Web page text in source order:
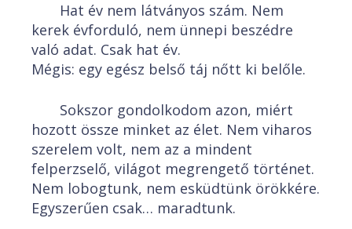
Hat év nem látványos szám. Nem
kerek évforduló, nem ünnepi beszédre
való adat. Csak hat év.
Mégis: egy egész belső táj nőtt ki belőle.
Sokszor gondolkodom azon, miért
hozott össze minket az élet. Nem viharos
szerelem volt, nem az a mindent
felperzselő, világot megrengető történet.
Nem lobogtunk, nem esküdtünk örökkére.
Egyszerűen csak… maradtunk.